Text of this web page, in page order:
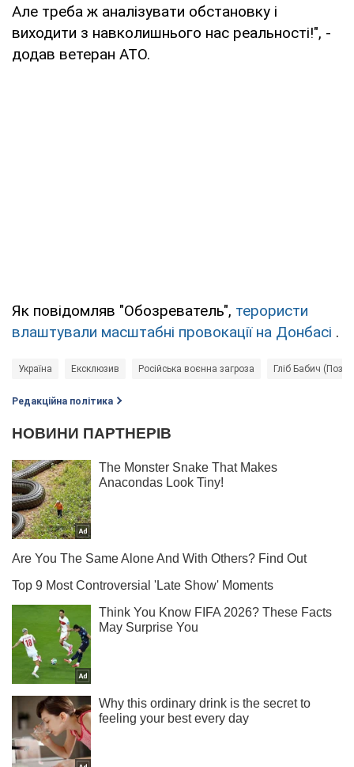
Але треба ж аналізувати обстановку і
виходити з навколишнього нас реальності!", -
додав ветеран АТО.
Як повідомляв "Обозреватель", терористи
влаштували масштабні провокації на Донбасі .
Україна Ексклюзив Російська воєнна загроза Гліб Бабич
Редакційна політика